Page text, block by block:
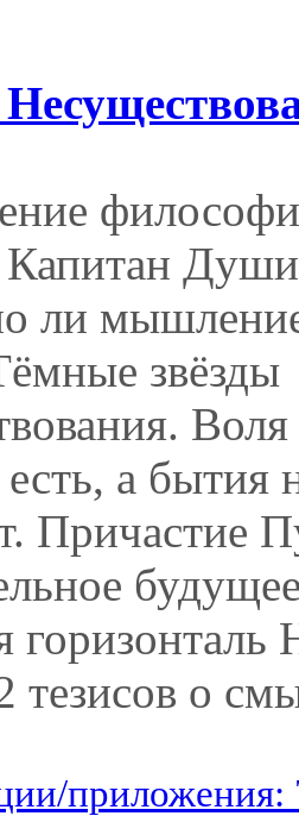
Капитан
ли
звёзды
а бытия
Причастие
горизонталь
тезисов о
приложения: